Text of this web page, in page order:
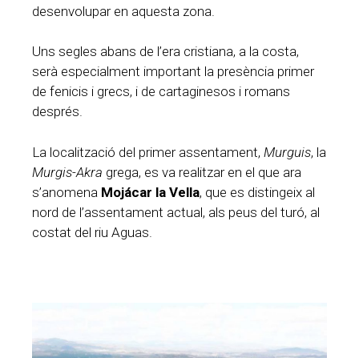
desenvolupar en aquesta zona.
Uns segles abans de l’era cristiana, a la costa,
serà especialment important la presència primer
de fenicis i grecs, i de cartaginesos i romans
després.
La localització del primer assentament, Murguis, la
Murgis-Akra grega, es va realitzar en el que ara
s’anomena Mojácar la Vella, que es distingeix al
nord de l’assentament actual, als peus del turó, al
costat del riu Aguas.